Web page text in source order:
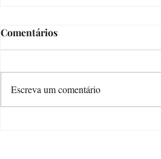
Comentários
Escreva um comentário